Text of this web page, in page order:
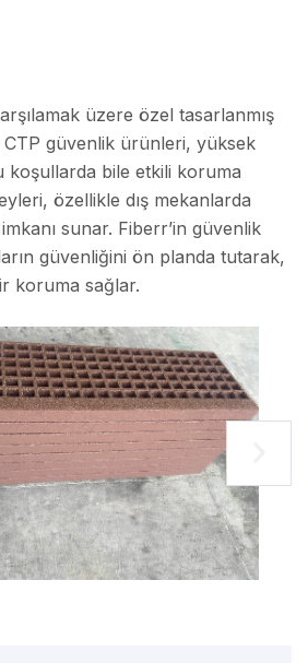
üzere özel tasarlanmış
güvenlik ürünleri, yüksek
koşullarda bile etkili koruma
özellikle dış mekanlarda
sunar. Fiberr’in güvenlik
güvenliğini ön planda tutarak,
koruma sağlar.